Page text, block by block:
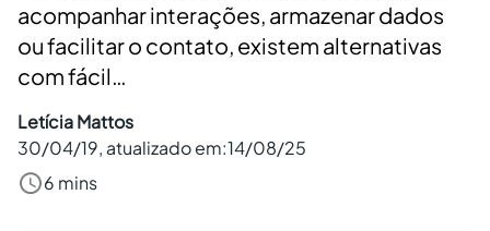
Entrar
acompanhar interações, armazenar dados
ou facilitar o contato, existem alternativas
com fácil…
Letícia Mattos
30/04/19, atualizado em:14/08/25
6 mins